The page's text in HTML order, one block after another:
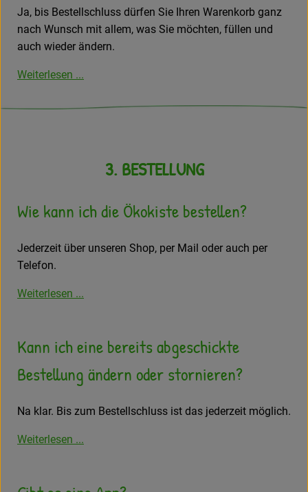
Ja, bis Bestellschluss dürfen Sie Ihren Warenkorb ganz
nach Wunsch mit allem, was Sie möchten, füllen und
auch wieder ändern.
Weiterlesen ...
3. BESTELLUNG
Wie kann ich die Ökokiste bestellen?
Jederzeit über unseren Shop, per Mail oder auch per
Telefon.
Weiterlesen ...
Kann ich eine bereits abgeschickte
Bestellung ändern oder stornieren?
Na klar. Bis zum Bestellschluss ist das jederzeit möglich.
Weiterlesen ...